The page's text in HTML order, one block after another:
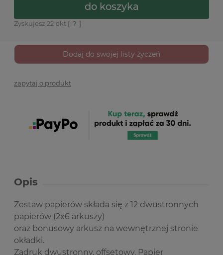
do koszyka
Zyskujesz 22 pkt [ ? ]
Dodaj do swojej listy życzeń
zapytaj o produkt
Opis
Zestaw papierów składa się z 12 dwustronnych
papierów (2x6 arkuszy)
oraz bonusowy arkusz na wewnętrznej stronie
okładki.
Zadruk dwustronny, offsetowy. Papier